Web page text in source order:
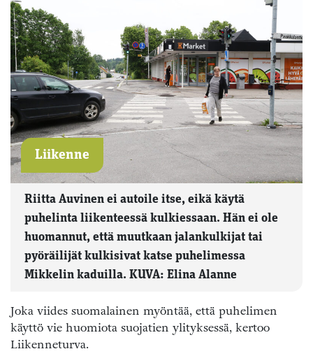
Liikenne
Riitta Auvinen ei autoile itse, eikä käytä
puhelinta liikenteessä kulkiessaan. Hän ei ole
huomannut, että muutkaan jalankulkijat tai
pyöräilijät kulkisivat katse puhelimessa
Mikkelin kaduilla. KUVA: Elina Alanne
Joka viides suomalainen myöntää, että puhelimen
käyttö vie huomiota suojatien ylityksessä, kertoo
Liikenneturva.